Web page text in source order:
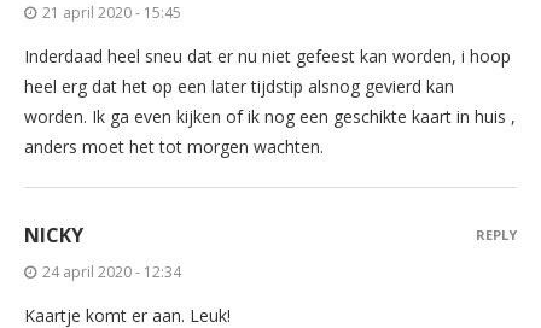
21 april 2020 - 15:45
Inderdaad heel sneu dat er nu niet gefeest kan worden, i hoop
heel erg dat het op een later tijdstip alsnog gevierd kan
worden. Ik ga even kijken of ik nog een geschikte kaart in huis ,
anders moet het tot morgen wachten.
NICKY
24 april 2020 - 12:34
Kaartje komt er aan. Leuk!
REPLY